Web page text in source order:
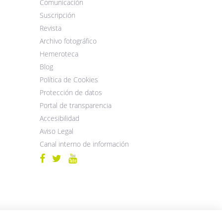
Comunicación
Suscripción
Revista
Archivo fotográfico
Hemeroteca
Blog
Política de Cookies
Protección de datos
Portal de transparencia
Accesibilidad
Aviso Legal
Canal interno de información